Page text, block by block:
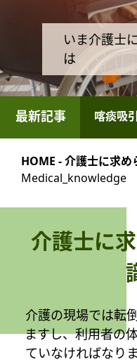
いま介護士
は
最新記事 喀痰吸
HOME - 介護士に求
Medical_knowledge
介護士に
介護の現場では転
ますし、利用者の
ていなければなり